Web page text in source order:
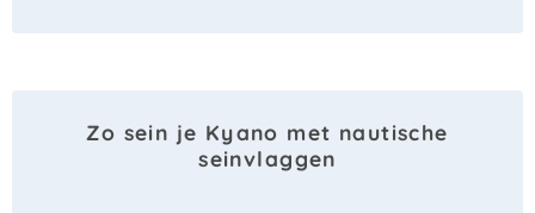
Zo sein je Kyano met nautische
seinvlaggen